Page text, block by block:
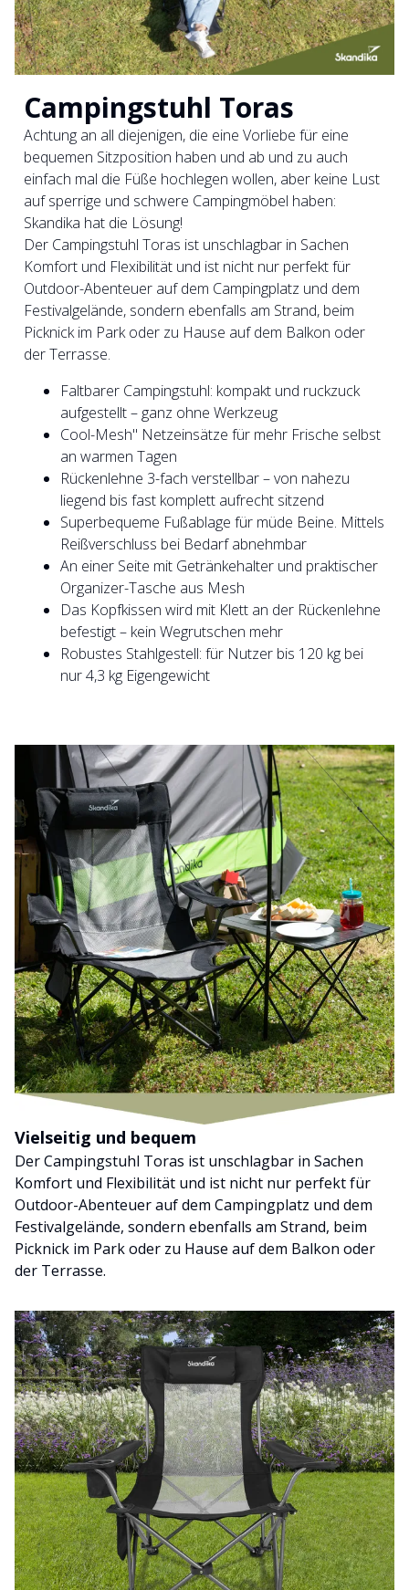
Campingstuhl Toras
Achtung an all diejenigen, die eine Vorliebe für eine
bequemen Sitzposition haben und ab und zu auch
einfach mal die Füße hochlegen wollen, aber keine Lust
auf sperrige und schwere Campingmöbel haben:
Skandika hat die Lösung!
Der Campingstuhl Toras ist unschlagbar in Sachen
Komfort und Flexibilität und ist nicht nur perfekt für
Outdoor-Abenteuer auf dem Campingplatz und dem
Festivalgelände, sondern ebenfalls am Strand, beim
Picknick im Park oder zu Hause auf dem Balkon oder
der Terrasse.
Faltbarer Campingstuhl: kompakt und ruckzuck
aufgestellt – ganz ohne Werkzeug
Cool-Mesh" Netzeinsätze für mehr Frische selbst
an warmen Tagen
Rückenlehne 3-fach verstellbar – von nahezu
liegend bis fast komplett aufrecht sitzend
Superbequeme Fußablage für müde Beine. Mittels
Reißverschluss bei Bedarf abnehmbar
An einer Seite mit Getränkehalter und praktischer
Organizer-Tasche aus Mesh
Das Kopfkissen wird mit Klett an der Rückenlehne
befestigt – kein Wegrutschen mehr
Robustes Stahlgestell: für Nutzer bis 120 kg bei
nur 4,3 kg Eigengewicht
Vielseitig und bequem
Der Campingstuhl Toras ist unschlagbar in Sachen
Komfort und Flexibilität und ist nicht nur perfekt für
Outdoor-Abenteuer auf dem Campingplatz und dem
Festivalgelände, sondern ebenfalls am Strand, beim
Picknick im Park oder zu Hause auf dem Balkon oder
der Terrasse.